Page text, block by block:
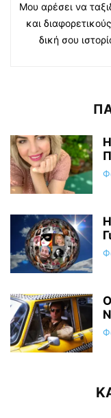
Μου αρέσει να
και
δική σου